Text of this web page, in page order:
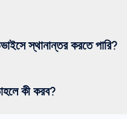
স্থানান্তর করতে পারি?
কী করব?